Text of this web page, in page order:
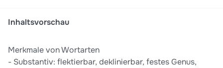
Inhaltsvorschau
Merkmale von Wortarten
- Substantiv: flektierbar, deklinierbar, festes Genus,